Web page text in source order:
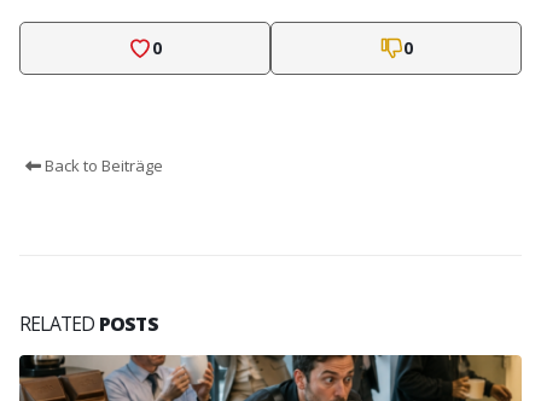
0 0
Back to Beiträge
RELATED POSTS